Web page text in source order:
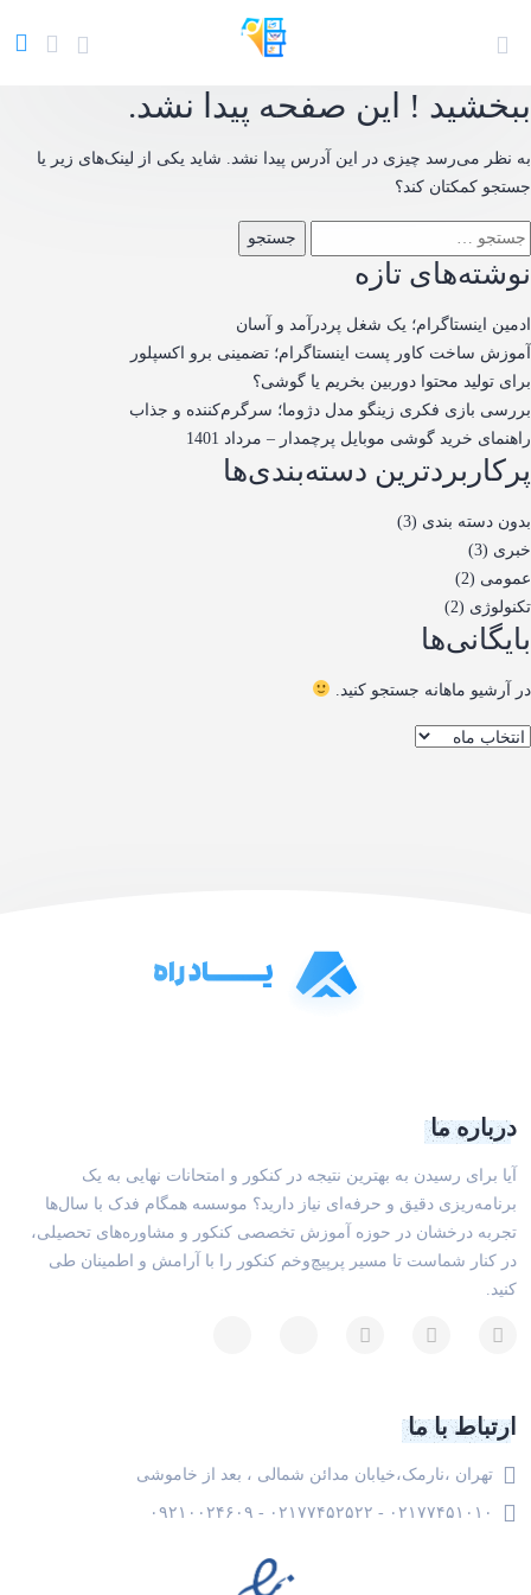
ببخشید ! این صفحه پیدا نشد.
به نظر می‌رسد چیزی در این آدرس پیدا نشد. شاید یکی از لینک‌های زیر یا
جستجو کمکتان کند؟
جستجو
برای:
نوشته‌های تازه
ادمین اینستاگرام؛ یک شغل پردرآمد و آسان
آموزش ساخت کاور پست اینستاگرام؛ تضمینی برو اکسپلور
برای تولید محتوا دوربین بخریم یا گوشی؟
بررسی بازی فکری زینگو مدل دژوما؛ سرگرم‌کننده و جذاب
راهنمای خرید گوشی موبایل پرچمدار – مرداد 1401
پرکاربردترین دسته‌بندی‌ها
بدون دسته بندی (3)
خبری (3)
عمومی (2)
تکنولوژی (2)
بایگانی‌ها
در آرشیو ماهانه جستجو کنید.
بایگانی‌ها
درباره ما
آیا برای رسیدن به بهترین نتیجه در کنکور و امتحانات نهایی به یک
برنامه‌ریزی دقیق و حرفه‌ای نیاز دارید؟ موسسه همگام فدک با سال‌ها
تجربه درخشان در حوزه آموزش تخصصی کنکور و مشاوره‌های تحصیلی،
در کنار شماست تا مسیر پرپیچ‌وخم کنکور را با آرامش و اطمینان طی
کنید.
ارتباط با ما
تهران ،نارمک،خیابان مدائن شمالی ، بعد از خاموشی
۰۲۱۷۷۴۵۱۰۱۰ - ۰۲۱۷۷۴۵۲۵۲۲ - ۰۹۲۱۰۰۲۴۶۰۹